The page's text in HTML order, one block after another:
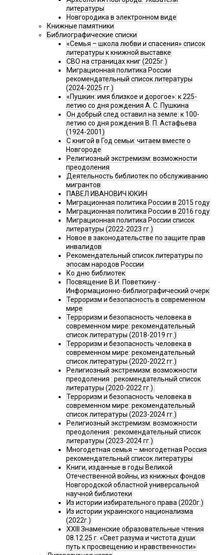
литературы
Новгородика в электронном виде
Книжные памятники
Библиографические списки
«Семья – школа любви и спасения» список
литературы к книжной выставке
СВО на страницах книг (2025г.)
Миграционная политика России
рекомендательный список литературы
(2024-2025 гг.)
«Пушкин: имя близкое и дорогое»: к 225-
летию со дня рождения А. С. Пушкина
Он добрый след оставил на земле: к 100-
летию со дня рождения В. П. Астафьева
(1924-2001)
С книгой в Год семьи: читаем вместе о
Новгороде
Религиозный экстремизм: возможности
преодоления
Деятельность библиотек по обслуживанию
мигрантов
ПАВЕЛ ИВАНОВИЧ ЮКИН
Миграционная политика России в 2015 году
Миграционная политика России в 2016 году
Миграционная политика России список
литературы (2022-2023 гг.)
Новое в законодательстве по защите прав
инвалидов
Рекомендательный список литературы по
эпосам народов России
Ко дню библиотек
Посвящение В.И. Поветкину -
Информационно-библиографический очерк
Терроризм и безопасность в современном
мире
Терроризм и безопасность человека в
современном мире: рекомендательный
список литературы (2018-2019 гг.)
Терроризм и безопасность человека в
современном мире: рекомендательный
список литературы (2020-2022 гг.)
Религиозный экстремизм: возможности
преодоления : рекомендательный список
литературы (2020-2022 гг.).
Терроризм и безопасность человека в
современном мире: рекомендательный
список литературы (2023-2024 гг.)
Религиозный экстремизм: возможности
преодоления : рекомендательный список
литературы (2023-2024 гг.)
Многодетная семья – многодетная Россия
рекомендательный список литературы
Книги, изданные в годы Великой
Отечественной войны, из книжных фондов
Новгородской областной универсальной
научной библиотеки
Из истории избирательного права (2020г.)
Из истории украинского национализма
(2022г.)
XXIII Знаменские образовательные чтения
08.12.25 г. «Свет разума и чистота души:
путь к просвещению и нравственности»